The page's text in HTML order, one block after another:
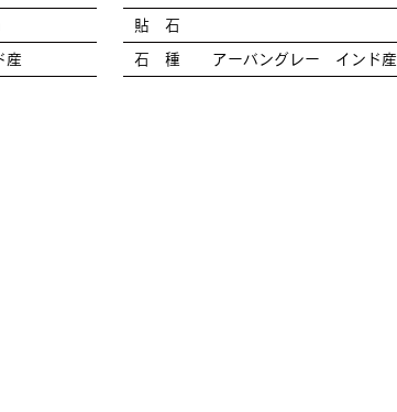
産
貼 石
石 種 アーバングレー インド産